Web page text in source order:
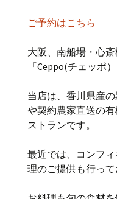
ご予約はこちら
大阪、南船場・心
「Ceppo(チェッポ）
当店は、香川県産
や契約農家直送の
ストランです。
最近では、コンフ
理のご提供も行って